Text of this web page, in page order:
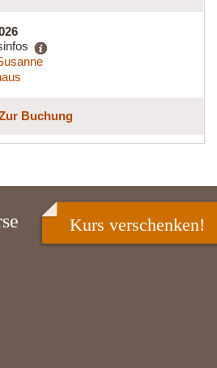
Buchung
Kurs verschenken!